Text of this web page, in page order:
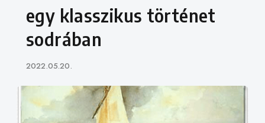
egy klasszikus történet
sodrában
Published
2022.05.20.